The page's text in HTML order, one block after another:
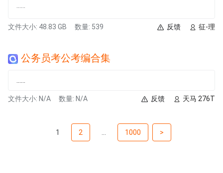
文件大小: 48.83 GB 数量: 539 征-理
反馈
公务员考公考编合集
文件大小: N/A 数量: N/A 天马 276T
反馈
1 2 1000 >